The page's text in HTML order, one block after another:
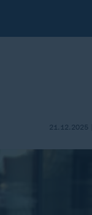
21.12.2025